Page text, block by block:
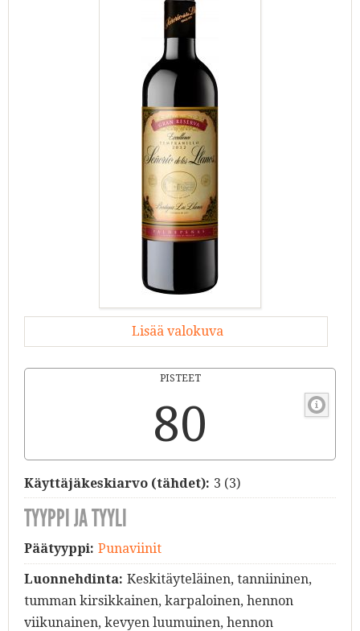
Lisää valokuva
PISTEET
80
Käyttäjäkeskiarvo (tähdet): 3 (3)
TYYPPI JA TYYLI
Päätyyppi: Punaviinit
Luonnehdinta: Keskitäyteläinen, tanniininen,
tumman kirsikkainen, karpaloinen, hennon
viikunainen, kevyen luumuinen, hennon